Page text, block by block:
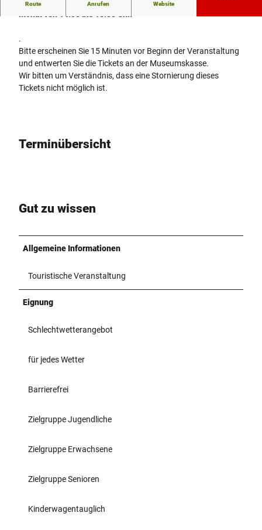
Route Anrufen Website
.
Bitte erscheinen Sie 15 Minuten vor Beginn der Veranstaltung
und entwerten Sie die Tickets an der Museumskasse.
Wir bitten um Verständnis, dass eine Stornierung dieses
Tickets nicht möglich ist.
Terminübersicht
Gut zu wissen
Allgemeine Informationen
Touristische Veranstaltung
Eignung
Schlechtwetterangebot
für jedes Wetter
Barrierefrei
Zielgruppe Jugendliche
Zielgruppe Erwachsene
Zielgruppe Senioren
Kinderwagentauglich